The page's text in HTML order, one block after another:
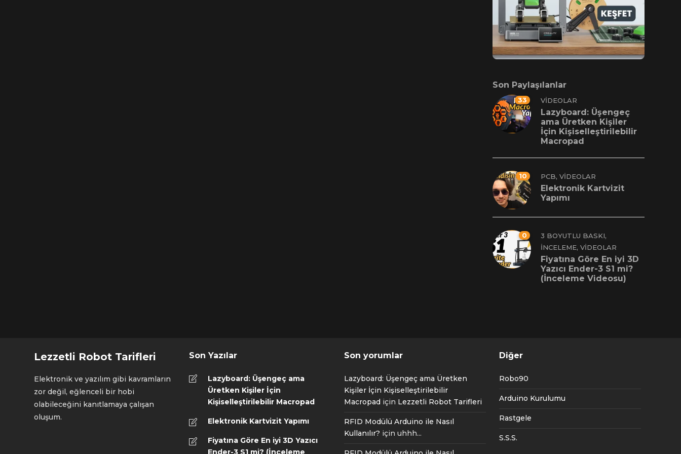
Son Paylaşılanlar
33 VIDEOLAR
Lazyboard: Üşengeç
ama Üretken Kişiler
İçin Kişiselleştirilebilir
Macropad
10 PCB, VIDEOLAR
Elektronik Kartvizit
Yapımı
0 3 BOYUTLU BASKI,
İNCELEME, VIDEOLAR
Fiyatına Göre En iyi 3D
Yazıcı Ender-3 S1 mi?
(İnceleme Videosu)
Lezzetli Robot Tarifleri
Elektronik ve yazılım gibi kavramların
zor değil, eğlenceli bir hobi
olabileceğini kanıtlamaya çalışan
oluşum.
Son Yazılar
Lazyboard: Üşengeç ama
Üretken Kişiler İçin
Kişiselleştirilebilir Macropad
Elektronik Kartvizit Yapımı
Fiyatına Göre En iyi 3D Yazıcı
Ender-3 S1 mi? (İnceleme
Son yorumlar
Lazyboard: Üşengeç ama Üretken
Kişiler İçin Kişiselleştirilebilir
Macropadiçin Lezzetli Robot Tarifleri
RFID Modülü Arduino ile Nasıl
Kullanılır? için uhhh...
Diğer
Robo90
Arduino Kurulumu
Rastgele
S.S.S.